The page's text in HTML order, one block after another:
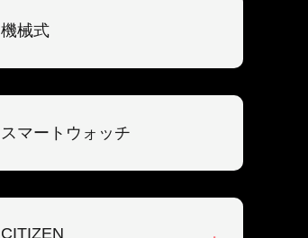
機械式
スマートウォッチ
CITIZEN